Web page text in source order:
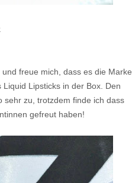
freue mich, dass es die Marke
Lipsticks in der Box. Den
sehr zu, trotzdem finde ich dass
gefreut haben!